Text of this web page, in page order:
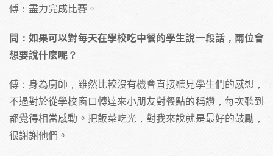
傅：盡力完成比賽。
問：如果可以對每天在學校吃中餐的學生說一段話，兩位會
想要說什麼呢？
傅：身為廚師，雖然比較沒有機會直接聽見學生們的感想，
不過對於從學校窗口轉達來小朋友對餐點的稱讚，每次聽到
都覺得相當感動。把飯菜吃光，對我來說就是最好的鼓勵，
很謝謝他們。